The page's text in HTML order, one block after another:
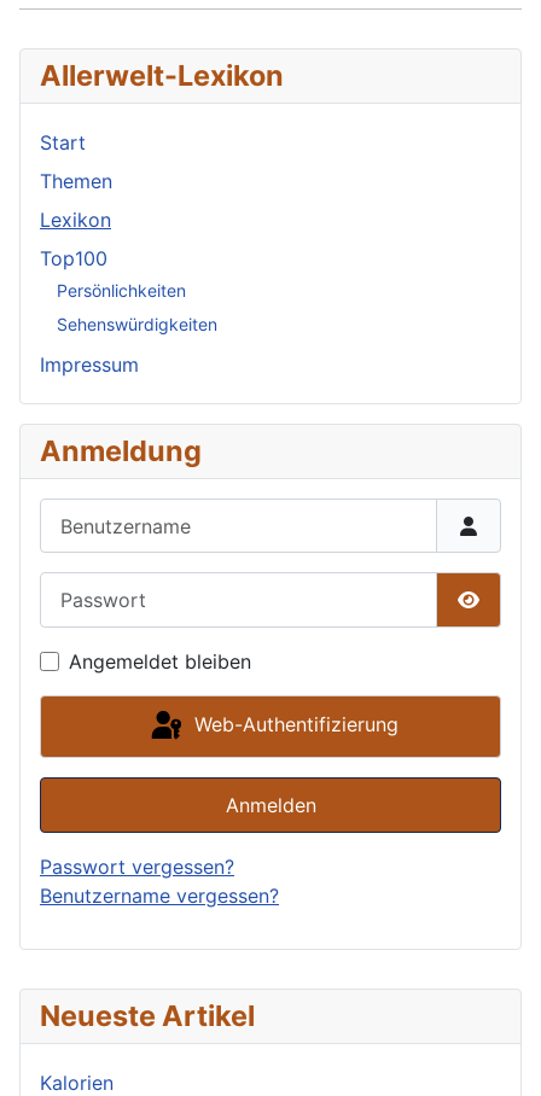
Neueste Artikel
Kalorien
Allerwelt-Lexikon
Start
Themen
Lexikon
Top100
Persönlichkeiten
Sehenswürdigkeiten
Impressum
Anmeldung
Angemeldet bleiben
Web-Authentifizierung
Anmelden
Passwort vergessen?
Benutzername vergessen?